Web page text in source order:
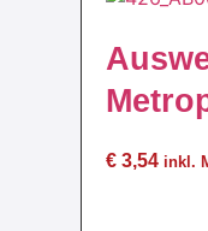
€ 3,54 inkl.